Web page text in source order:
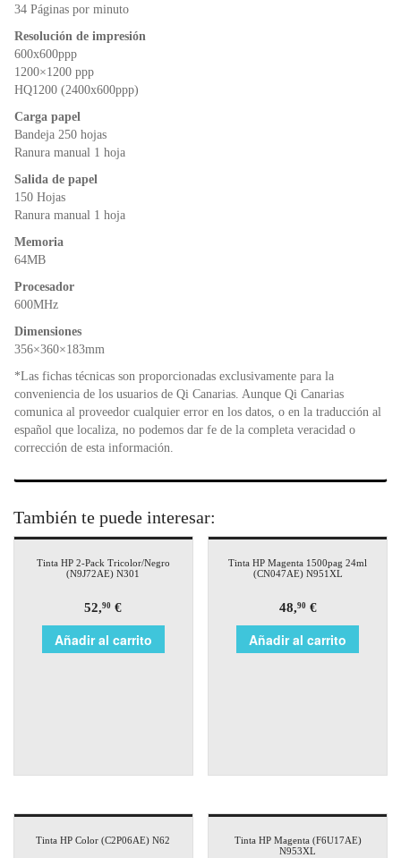
34 Páginas por minuto
Resolución de impresión
600x600ppp
1200×1200 ppp
HQ1200 (2400x600ppp)
Carga papel
Bandeja 250 hojas
Ranura manual 1 hoja
Salida de papel
150 Hojas
Ranura manual 1 hoja
Memoria
64MB
Procesador
600MHz
Dimensiones
356×360×183mm
*Las fichas técnicas son proporcionadas exclusivamente para la
conveniencia de los usuarios de Qi Canarias. Aunque Qi Canarias
comunica al proveedor cualquier error en los datos, o en la traducción al
español que localiza, no podemos dar fe de la completa veracidad o
corrección de esta información.
También te puede interesar:
Tinta HP 2-Pack Tricolor/Negro
(N9J72AE) N301
52,90 €
Añadir al carrito
Tinta HP Magenta 1500pag 24ml
(CN047AE) N951XL
48,90€
Añadir al carrito
Tinta HP Color (C2P06AE) N62
Tinta HP Magenta (F6U17AE)
N953XL